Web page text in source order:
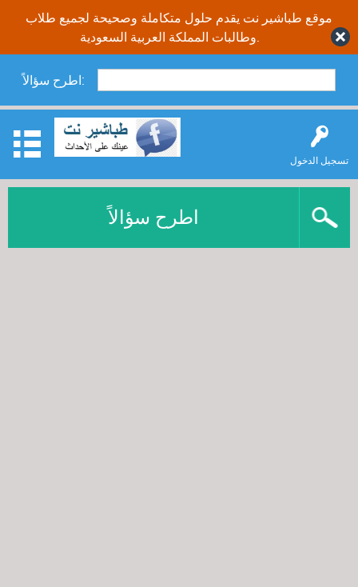
موقع طباشير نت يقدم حلول متكاملة وصحيحة لجميع طلاب
اطرح سؤالاً:
تسجيل الدخول
اطرح سؤالاً